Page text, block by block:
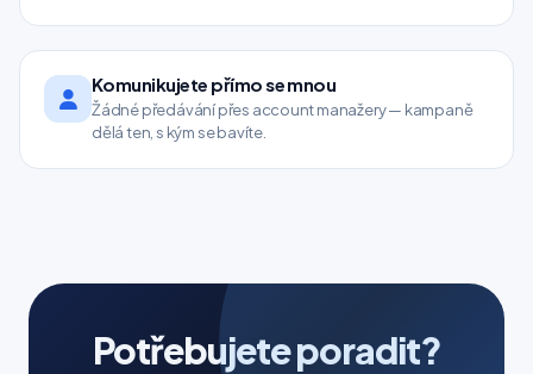
Komunikujete přímo se mnou
Žádné předávání přes account manažery — kampaně
dělá ten, s kým se bavíte.
Potřebujete poradit?